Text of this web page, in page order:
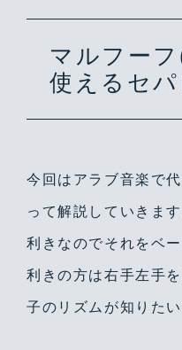
マルフー
使えるセ
今回はアラブ音楽で
って解説していきま
利きなのでそれをベ
利きの方は右手左手
子のリズムが知りた